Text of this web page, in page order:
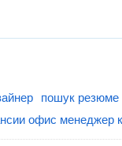
пошук резюме
офис менеджер